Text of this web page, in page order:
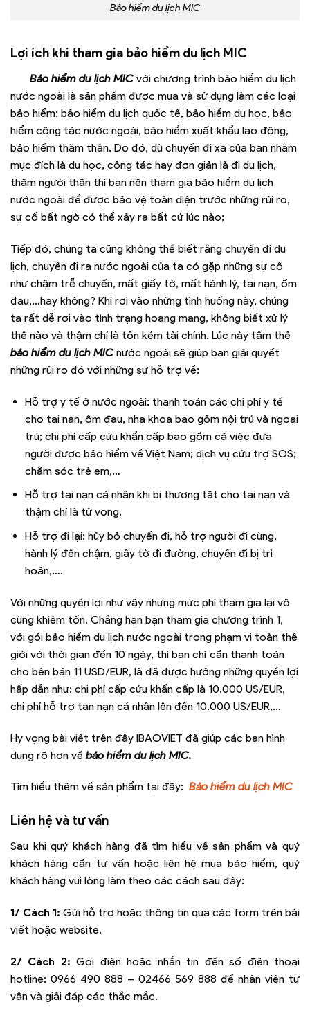
Bảo hiểm du lịch MIC
Lợi ích khi tham gia bảo hiểm du lịch MIC
Bảo hiểm du lịch MIC với chương trình bảo hiểm du lịch
nước ngoài là sản phẩm được mua và sử dụng làm các loại
bảo hiểm: bảo hiểm du lịch quốc tế, bảo hiểm du học, bảo
hiểm công tác nước ngoài, bảo hiểm xuất khẩu lao động,
bảo hiểm thăm thân. Do đó, dù chuyến đi xa của bạn nhằm
mục đích là du học, công tác hay đơn giản là đi du lịch,
thăm người thân thì bạn nên tham gia bảo hiểm du lịch
nước ngoài để được bảo vệ toàn diện trước những rủi ro,
sự cố bất ngờ có thể xảy ra bất cứ lúc nào;
Tiếp đó, chúng ta cũng không thể biết rằng chuyến đi du
lịch, chuyến đi ra nước ngoài của ta có gặp những sự cố
như chậm trễ chuyến, mất giấy tờ, mất hành lý, tai nạn, ốm
đau,…hay không? Khi rơi vào những tình huống này, chúng
ta rất dễ rơi vào tình trạng hoang mang, không biết xử lý
thế nào và thậm chí là tốn kém tài chính. Lúc này tấm thẻ
bảo hiểm du lịch MIC nước ngoài sẽ giúp bạn giải quyết
những rủi ro đó với những sự hỗ trợ về:
Hỗ trợ y tế ở nước ngoài: thanh toán các chi phí y tế
cho tai nạn, ốm đau, nha khoa bao gồm nội trú và ngoại
trú; chi phí cấp cứu khẩn cấp bao gồm cả việc đưa
người được bảo hiểm về Việt Nam; dịch vụ cứu trợ SOS;
chăm sóc trẻ em,…
Hỗ trợ tai nạn cá nhân khi bị thương tật cho tai nạn và
thậm chí là tử vong.
Hỗ trợ đi lại: hủy bỏ chuyến đi, hỗ trợ người đi cùng,
hành lý đến chậm, giấy tờ đi đường, chuyến đi bị trì
hoãn,….
Với những quyền lợi như vậy nhưng mức phí tham gia lại vô
cùng khiêm tốn. Chẳng hạn bạn tham gia chương trình 1,
với gói bảo hiểm du lịch nước ngoài trong phạm vi toàn thế
giới với thời gian đến 10 ngày, thì bạn chỉ cần thanh toán
cho bên bán 11 USD/EUR, là đã được hưởng những quyền lợi
hấp dẫn như: chi phí cấp cứu khẩn cấp là 10.000 US/EUR,
chi phí hỗ trợ tan nạn cá nhân lên đến 10.000 US/EUR,…
Hy vọng bài viết trên đây IBAOVIET đã giúp các bạn hình
dung rõ hơn về bảo hiểm du lịch MIC.
Tìm hiểu thêm về sản phẩm tại đây: Bảo hiểm du lịch MIC
Liên hệ và tư vấn
Sau khi quý khách hàng đã tìm hiểu về sản phẩm và quý
khách hàng cần tư vấn hoặc liên hệ mua bảo hiểm, quý
khách hàng vui lòng làm theo các cách sau đây:
1/ Cách 1: Gửi hỗ trợ hoặc thông tin qua các form trên bài
viết hoặc website.
2/ Cách 2: Gọi điện hoặc nhắn tin đến số điện thoại
hotline: 0966 490 888 – 02466 569 888 để nhân viên tư
vấn và giải đáp các thắc mắc.